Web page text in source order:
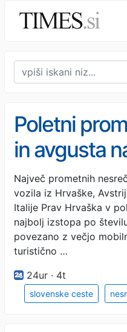
Poletni
in avgusta
tujci na
Največ prometnih
vozila iz Hrvaške,
Italije Prav Hrvaška v
najbolj izstopa po
povezano z večjo
turistično …
24ur · 4t
slovenske ceste